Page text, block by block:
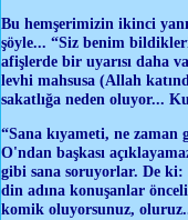
Bu hemşerimizin ikinci
şöyle... “Siz benim
afişlerde bir uyarısı daha
levhi mahsusa (Allah
sakatlığa neden oluyor...
“Sana kıyameti, ne
O'ndan başkası
gibi sana soruyorlar. De
din adına konuşanlar
komik oluyorsunuz,